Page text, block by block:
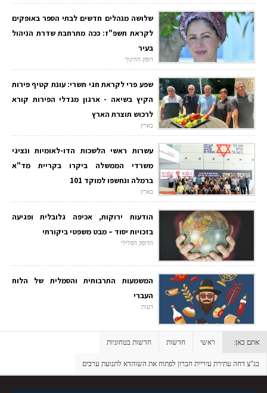
שלושה מנהלים חדשים לבתי הספר באופקים
לקראת תשפ"ז: ככה מתרחבת שדרת הניהול
בעיר
דופק החינוך
שפע פרי לקראת חגי תשרי: עונת קטיף פירות
הקיץ בשיאה - ארגון מגדלי הפירות קורא
לרכוש תוצרת הארץ
בארץ
עשרות ראשי הלשכות הדו-לאומיות ונציגי
משרדי הממשלה ביקרו בקריית מד"א
ברמלה ונחשפו למוקד 101
בארץ
הודעות ירוקות, אכיפה גלובלית ופגיעה
בזכויות יסוד – מבט משפטי ביקורתי
הדופק הפלילי
המשמעות התרבותית והסמלית של הלוח
העברי
דעות
אתם כאן: ראשי חדשות חדשות בטחוניות
בג"צ דחה עתירת עיריית חברון לפתוח את השוהדא לתנועת ערבים